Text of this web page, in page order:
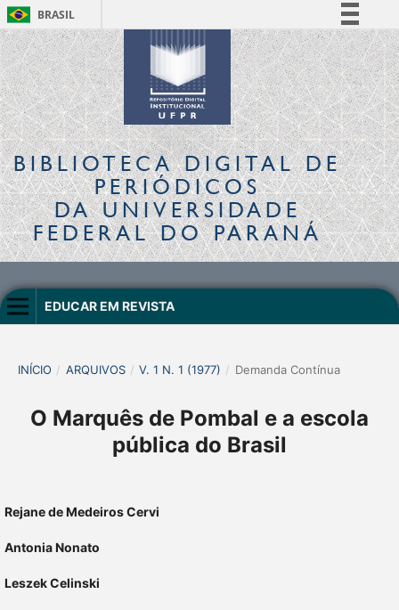
BRASIL
Simplifique!
Comunica BR
Participe
Acesso à informação
Legislação
Canais
BIBLIOTECA DIGITALDE
PERIÓDICOS
DA UNIVERSIDADE
FEDERAL DO PARANÁ
EDUCAR EM REVISTA
INÍCIO / ARQUIVOS / V. 1 N. 1 (1977) / Demanda Contínua
O Marquês de Pombal e a escola
pública do Brasil
Rejane de Medeiros Cervi
Antonia Nonato
Leszek Celinski